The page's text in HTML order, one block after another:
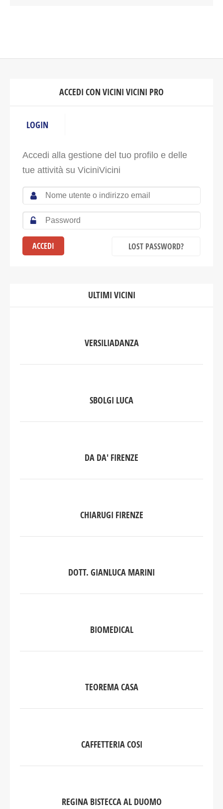
ACCEDI CON VICINI VICINI PRO
LOGIN
Accedi alla gestione del tuo profilo e delle
tue attività su ViciniVicini
LOST PASSWORD?
ULTIMI VICINI
VERSILIADANZA
SBOLGI LUCA
DA DA' FIRENZE
CHIARUGI FIRENZE
DOTT. GIANLUCA MARINI
BIOMEDICAL
TEOREMA CASA
CAFFETTERIA COSI
REGINA BISTECCA AL DUOMO